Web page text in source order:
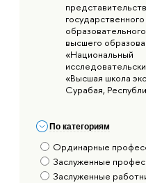
высшего
«Национальный
«Высшая школа
Сурабая,
По категориям
Ординарные
Заслуженные
Заслуженные